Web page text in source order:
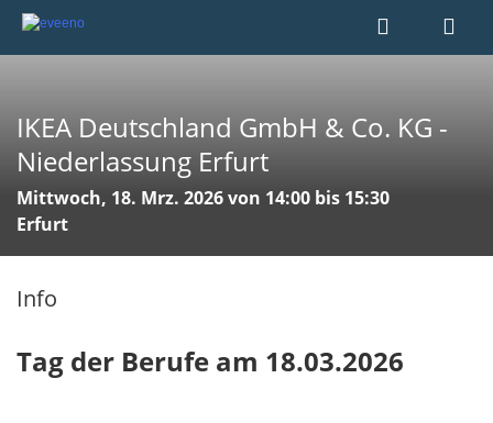
IKEA Deutschland GmbH & Co. KG -
Niederlassung Erfurt
Mittwoch, 18. Mrz. 2026 von 14:00 bis 15:30
Erfurt
Info
Tag der Berufe am 18.03.2026